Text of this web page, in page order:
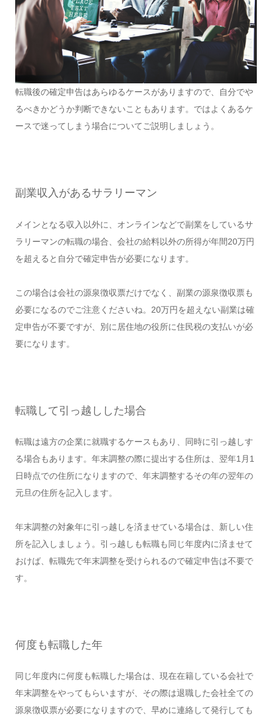
転職後の確定申告はあらゆるケースがありますので、自分でや
るべきかどうか判断できないこともあります。ではよくあるケ
ースで迷ってしまう場合についてご説明しましょう。
副業収入があるサラリーマン
メインとなる収入以外に、オンラインなどで副業をしているサ
ラリーマンの転職の場合、会社の給料以外の所得が年間20万円
を超えると自分で確定申告が必要になります。
この場合は会社の源泉徴収票だけでなく、副業の源泉徴収票も
必要になるのでご注意くださいね。20万円を超えない副業は確
定申告が不要ですが、別に居住地の役所に住民税の支払いが必
要になります。
転職して引っ越しした場合
転職は遠方の企業に就職するケースもあり、同時に引っ越しす
る場合もあります。年末調整の際に提出する住所は、翌年1月1
日時点での住所になりますので、年末調整するその年の翌年の
元旦の住所を記入します。
年末調整の対象年に引っ越しを済ませている場合は、新しい住
所を記入しましょう。引っ越しも転職も同じ年度内に済ませて
おけば、転職先で年末調整を受けられるので確定申告は不要で
す。
何度も転職した年
同じ年度内に何度も転職した場合は、現在在籍している会社で
年末調整をやってもらいますが、その際は退職した会社全ての
源泉徴収票が必要になりますので、早めに連絡して発行しても